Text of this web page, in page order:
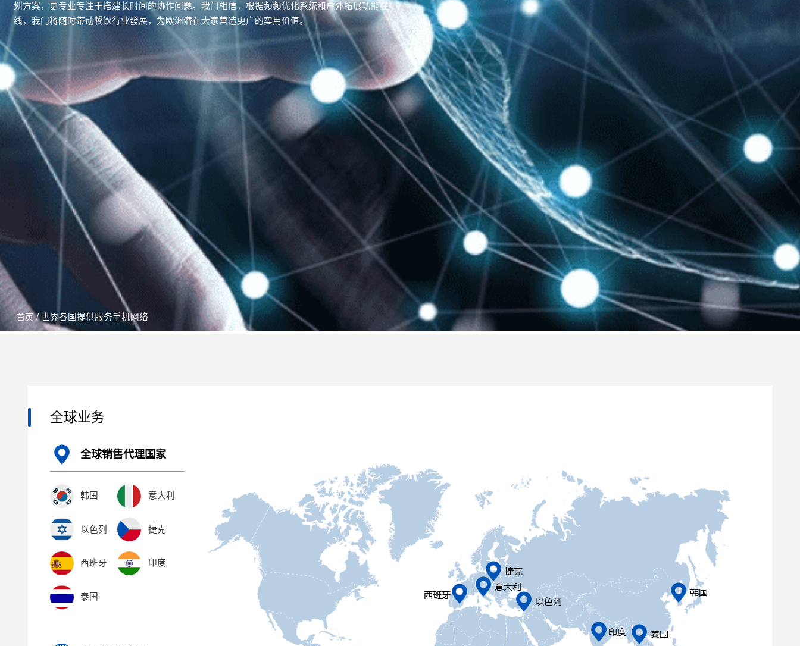
划方案，更专业专注于搭建长时间的协作问题。我门相信，根据频频优化系统和户外拓展功能在
线，我门将随时带动餐饮行业發展，为欧洲潜在大家营造更广的实用价值。
首页 / 世界各国提供服务手机网络
全球业务
全球销售代理国家
韩国 意大利
以色列 捷克
西班牙 印度
泰国